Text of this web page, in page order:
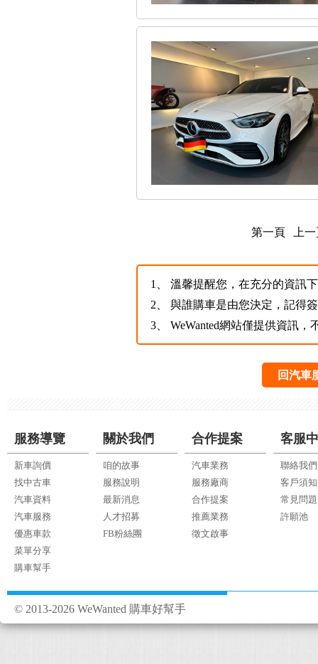
第一頁 上
1、
溫馨提醒您，在充分的資訊
2、
與誰購車是由您決定，記得
3、
WeWanted網站僅提供資訊
回汽車
服務導覽
新車詢價
找中古車
汽車資料
汽車服務
優惠車款
菜單分享
購車幫手
關於我們
咱的故事
服務說明
最新消息
人才招募
FB粉絲團
合作提案
汽車業務
服務廠商
合作提案
推薦業務
徵文啟事
客服
聯絡我們
客戶須知
常見問題
許願池
© 2013-2026 WeWanted 購車好幫手